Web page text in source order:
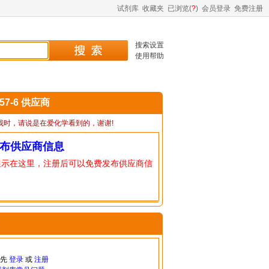
试剂库 收藏夹 已浏览(?) 会员登录 免费注册
搜索设置
使用帮助
6 供应商
时，请说是在爱化学看到的，谢谢!
供应商信息
在这里，注册后可以免费发布供应商信
登录或 注册